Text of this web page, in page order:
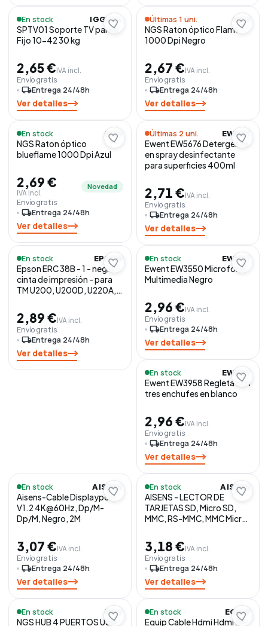
En stock IGGUAL
SPTV01 Soporte TV pared
Fijo 10-42 30 kg
2,65 €IVA incl.
Envío gratis
local_shippingEntrega 24/48h
Ver detalles
Últimas 1 uni. NGS
NGS Raton óptico Flame
1000 Dpi Negro
2,67 €IVA incl.
Envío gratis
local_shippingEntrega 24/48h
Ver detalles
En stock NGS
NGS Raton óptico
blueflame 1000 Dpi Azul
2,69 €
IVA incl.
Novedad
Envío gratis
local_shippingEntrega 24/48h
Ver detalles
Últimas 2 uni. EWENT
Ewent EW5676 Detergente
en spray desinfectante
para superficies 400ml
2,71 €IVA incl.
Envío gratis
local_shippingEntrega 24/48h
Ver detalles
En stock EPSON
Epson ERC 38B - 1 - negro -
cinta de impresión - para
TM U200, U200D, U220A,
U220PB, U220PD, U230,
U230P, U300, U375
2,89 €IVA incl.
Envío gratis
local_shippingEntrega 24/48h
Ver detalles
En stock EWENT
Ewent EW3550 Microfono
Multimedia Negro
2,96 €IVA incl.
Envío gratis
local_shippingEntrega 24/48h
Ver detalles
En stock EWENT
Ewent EW3958 Regleta con
tres enchufes en blanco
2,96 €IVA incl.
Envío gratis
local_shippingEntrega 24/48h
Ver detalles
En stock AISENS
Aisens-Cable Displayport
V1.2 4K@60Hz, Dp/M-
Dp/M, Negro, 2M
3,07 €IVA incl.
Envío gratis
local_shippingEntrega 24/48h
Ver detalles
En stock AISENS
AISENS - LECTOR DE
TARJETAS SD, Micro SD,
MMC, RS-MMC, MMC Micro,
3,18 €IVA incl.
Envío gratis
local_shippingEntrega 24/48h
Ver detalles
En stock NGS
NGS HUB 4 PUERTOS USB:
En stock EQUIP
Equip Cable Hdmi Hdmi 3M